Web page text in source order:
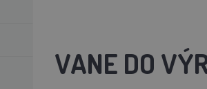
VANE DO